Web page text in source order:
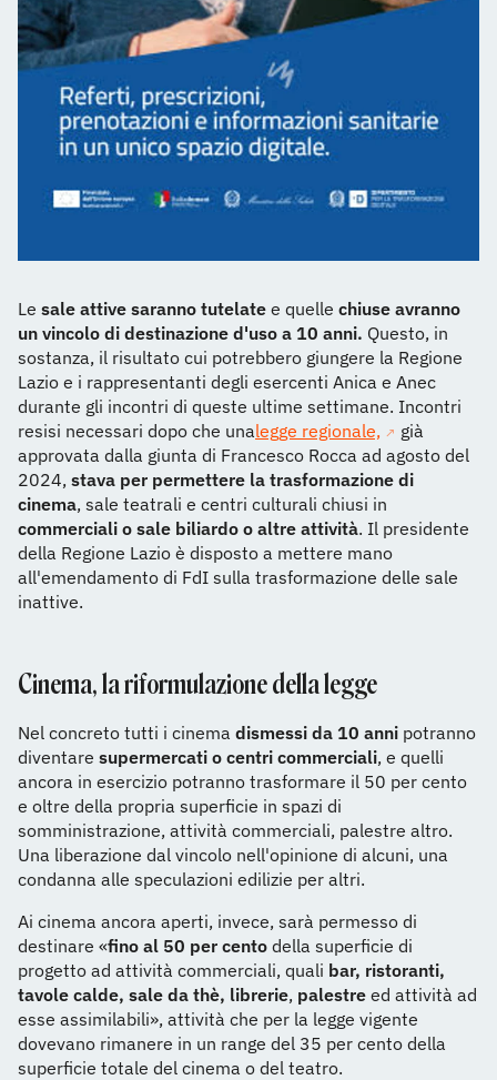
Le sale attive saranno tutelate e quelle chiuse avranno
un vincolo di destinazione d'uso a 10 anni. Questo, in
sostanza, il risultato cui potrebbero giungere la Regione
Lazio e i rappresentanti degli esercenti Anica e Anec
durante gli incontri di queste ultime settimane. Incontri
resisi necessari dopo che unalegge regionale,
già
approvata dalla giunta di Francesco Rocca ad agosto del
2024, stava per permettere la trasformazione di
cinema, sale teatrali e centri culturali chiusi in
commerciali o sale biliardo o altre attività. Il presidente
della Regione Lazio è disposto a mettere mano
all'emendamento di FdI sulla trasformazione delle sale
inattive.
Cinema, la riformulazione della legge
Nel concreto tutti i cinema dismessi da 10 anni potranno
diventare supermercati o centri commerciali, e quelli
ancora in esercizio potranno trasformare il 50 per cento
e oltre della propria superficie in spazi di
somministrazione, attività commerciali, palestre altro.
Una liberazione dal vincolo nell'opinione di alcuni, una
condanna alle speculazioni edilizie per altri.
Ai cinema ancora aperti, invece, sarà permesso di
destinare «fino al 50 per cento della superficie di
progetto ad attività commerciali, quali bar, ristoranti,
tavole calde, sale da thè, librerie, palestre ed attività ad
esse assimilabili», attività che per la legge vigente
dovevano rimanere in un range del 35 per cento della
superficie totale del cinema o del teatro.